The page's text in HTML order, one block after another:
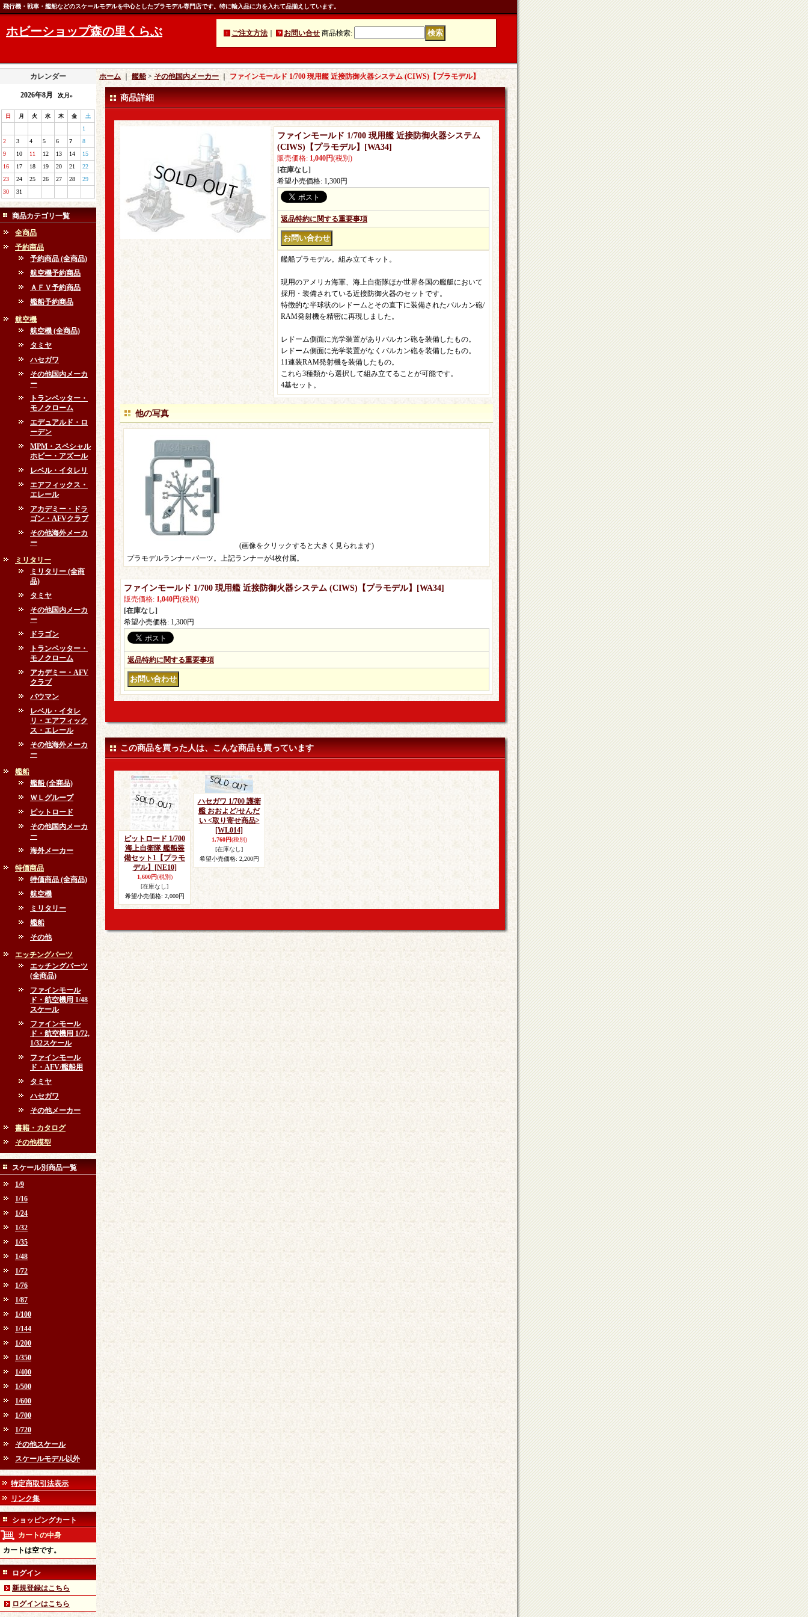
飛行機・戦車・艦船などのスケールモデルを中心としたプラモデル専門店です。特に輸入品に力を入れて品揃えしています。
ホビーショップ森の里くらぶ ご注文方法 お問い合せ 商品検索:
カレンダー
2026年8月 次月»
日 月 火 水 木 金 土
1
2
3 4 5 6 7
8
9
10 11 12 13 14
15
16
17 18 19 20 21
22
23
24 25 26 27 28
29
30
31
商品カテゴリ一覧
全商品
予約商品
予約商品 (全商品)
航空機予約商品
ＡＦＶ予約商品
艦船予約商品
航空機
航空機 (全商品)
タミヤ
ハセガワ
その他国内メーカ
ー
トランペッター・
モノクローム
エデュアルド・ロ
ーデン
MPM・スペシャル
ホビー・アズール
レベル・イタレリ
エアフィックス・
エレール
アカデミー・ドラ
ゴン・AFVクラブ
その他海外メーカ
ー
ミリタリー
ミリタリー (全商
品)
タミヤ
その他国内メーカ
ー
ドラゴン
トランペッター・
モノクローム
アカデミー・AFV
クラブ
バウマン
レベル・イタレ
リ・エアフィック
ス・エレール
その他海外メーカ
ー
艦船
艦船 (全商品)
ＷＬグループ
ピットロード
その他国内メーカ
ー
海外メーカー
特価商品
特価商品 (全商品)
航空機
ミリタリー
艦船
その他
エッチングパーツ
エッチングパーツ
(全商品)
ファインモール
ド・航空機用 1/48
スケール
ファインモール
ド・航空機用 1/72,
1/32スケール
ファインモール
ド・AFV/艦船用
タミヤ
ハセガワ
その他メーカー
書籍・カタログ
その他模型
スケール別商品一覧
1/9
1/16
1/24
1/32
1/35
1/48
1/72
1/76
1/87
1/100
1/144
1/200
1/350
1/400
1/500
1/600
1/700
1/720
その他スケール
スケールモデル以外
特定商取引法表示
リンク集
ショッピングカート
カートの中身
カートは空です。
ログイン
新規登録はこちら
ログインはこちら
ホーム 艦船> その他国内メーカー ｜ ファインモールド 1/700 現用艦 近接防御火器システム (CIWS)【プラモデル】
商品詳細
ファインモールド 1/700 現用艦 近接防御火器システム
(CIWS)【プラモデル】
[WA34]
販売価格: 1,040円(税別)
[在庫なし]
希望小売価格: 1,300円
返品特約に関する重要事項
艦船プラモデル。組み立てキット。
現用のアメリカ海軍、海上自衛隊ほか世界各国の艦艇において
採用・装備されている近接防御火器のセットです。
特徴的な半球状のレドームとその直下に装備されたバルカン砲/
RAM発射機を精密に再現しました。
レドーム側面に光学装置がありバルカン砲を装備したもの。
レドーム側面に光学装置がなくバルカン砲を装備したもの。
11連装RAM発射機を装備したもの。
これら3種類から選択して組み立てることが可能です。
4基セット。
他の写真
(画像をクリックすると大きく見られます)
プラモデルランナーパーツ。上記ランナーが4枚付属。
ファインモールド 1/700 現用艦 近接防御火器システム (CIWS)【プラモデル】 [WA34]
販売価格: 1,040円(税別)
[在庫なし]
希望小売価格: 1,300円
返品特約に関する重要事項
この商品を買った人は、こんな商品も買っています
ピットロード 1/700
海上自衛隊 艦船装
備セット1【プラモ
デル】
[NE10]
1,600円(税別)
[在庫なし]
希望小売価格: 2,000円
ハセガワ 1/700 護衛
艦 おおよど/せんだ
い <取り寄せ商品>
[WL014]
1,760円(税別)
[在庫なし]
希望小売価格: 2,200円